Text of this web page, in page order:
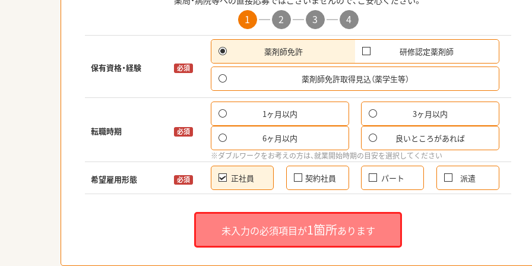
1 2 3 4
保有資格・経験 必須
薬剤師免許 研修認定薬剤師
薬剤師免許取得見込（薬学生等）
転職時期 必須
1ヶ月以内 3ヶ月以内
6ヶ月以内 良いところがあれば
※ダブルワークをお考えの方は、就業開始時期の目安を選択してください
希望雇用形態 必須 正社員 契約社員 パート 派遣
未入力の必須項目が1箇所あります